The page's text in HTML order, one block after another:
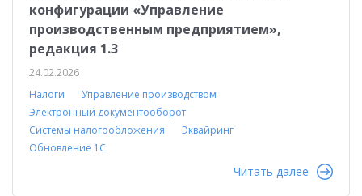
конфигурации «Управление
производственным предприятием»,
редакция 1.3
24.02.2026
Налоги
Управление производством
Электронный документооборот
Системы налогообложения
Эквайринг
Обновление 1С
Читать далее